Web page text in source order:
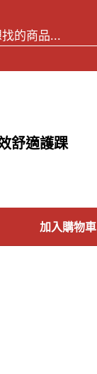
舒適護踝
加入購物車